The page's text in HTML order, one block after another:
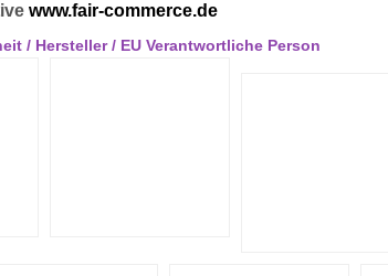
www.fair-commerce.de
/ Hersteller / EU Verantwortliche Person